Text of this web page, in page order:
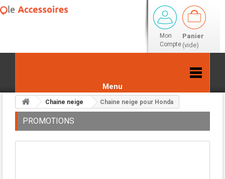
Mon
Compte
Panier
(vide)
Menu
Chaine neige Chaine neige pour Honda
PROMOTIONS